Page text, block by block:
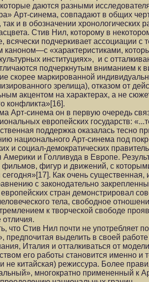
даются разными
Арт-синема, совпадают в общих
так и в обозначении хронологических
Стив Нил, которому в
всячески подчеркивает ассоциации с
каноном—с «характеристиками,
институциях», и с
подчеркнутым вниманием к
скорее маркированной
зрелища), отказом от
акцентом на характерах, а не
конфликта»[16].
Арт-синема он в первую очередь
европейских государств:
поддержка оказалась тесно
национального Арт-синема под
и социал-демократических
Америки и Голливуда в Европе.
фильмов, фигур и движений, с
сегодня»[17]. Как очень существенная,
с законодательно
стран демонстрировал
тела, свободное
к творческой свободе
что Стив Нил почти не употребляет
предпочитая выделить в своей
Италия и отталкиваться от
его работы становится именно и
не китайская) режиссура. Более
многократно примененный к